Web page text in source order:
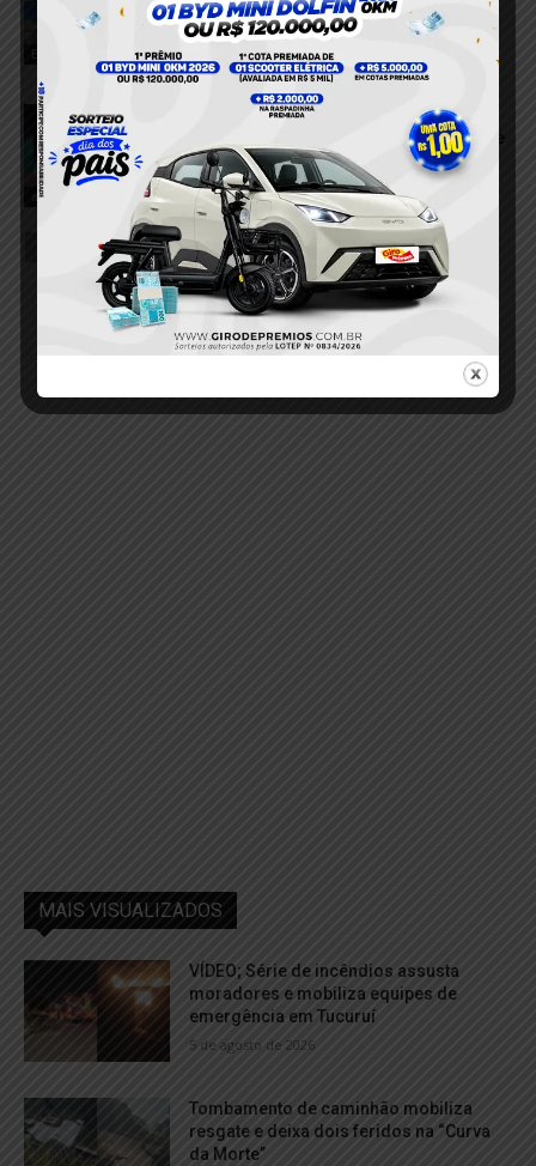
novos espaços para alunos e
professores em Itaituba
3 de agosto de 2026
acidente
Tragédia na zona rural de Santarém:
dois irmãos morrem após caminhonete
capotar
3 de agosto de 2026
MAIS VISUALIZADOS
VÍDEO; Série de incêndios assusta
moradores e mobiliza equipes de
emergência em Tucuruí
5 de agosto de 2026
Tombamento de caminhão mobiliza
resgate e deixa dois feridos na “Curva
da Morte”